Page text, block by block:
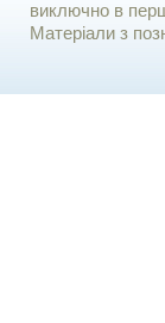
виключно в
Матеріали з